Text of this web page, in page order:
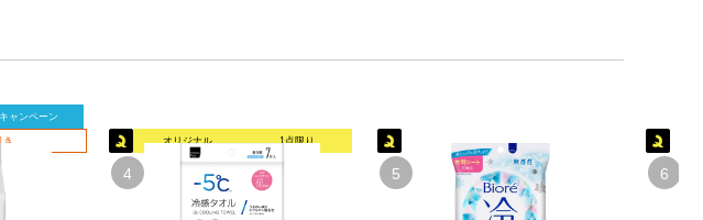
キャンペーン
き オリジナル 1点限り